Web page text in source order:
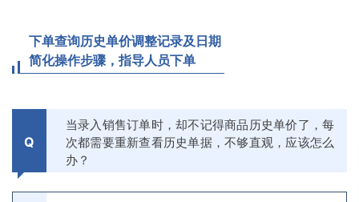
下单查询历史单价调整记录及日期
简化操作步骤，指导人员下单
Q
当录入销售订单时，却不记得商品历史单价了，每
次都需要重新查看历史单据，不够直观，应该怎么
办 ？